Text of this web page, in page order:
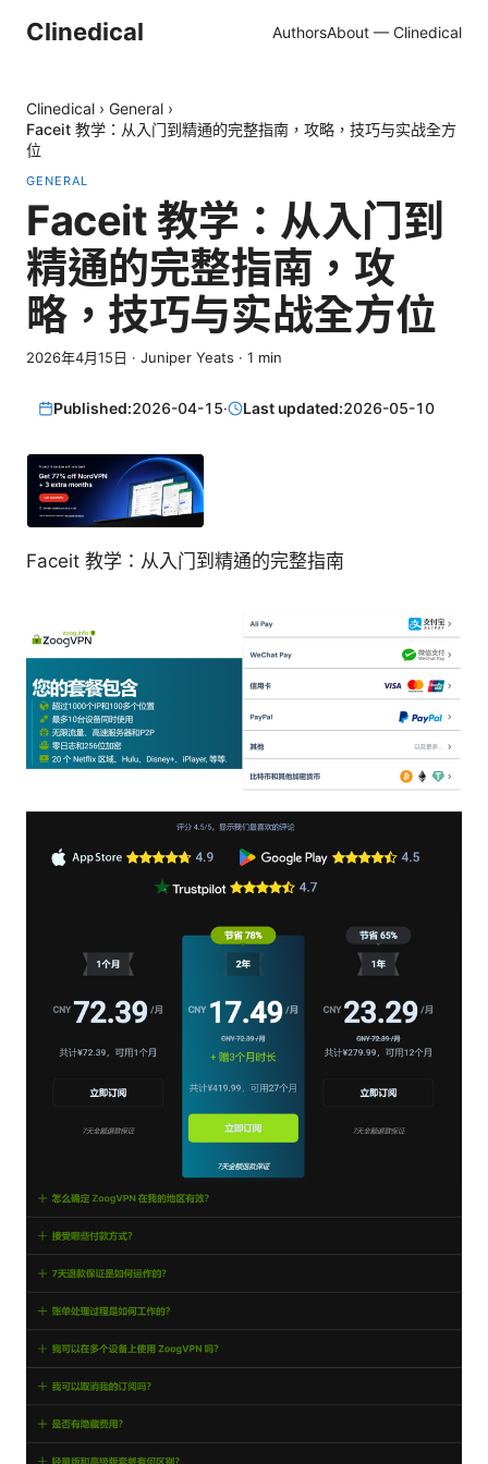
Clinedical AuthorsAbout — Clinedical
Clinedical › General ›
Faceit 教学：从入门到精通的完整指南，攻略，技巧与实战全方
位
GENERAL
Faceit 教学：从入门到
精通的完整指南，攻
略，技巧与实战全方位
2026年4月15日 · Juniper Yeats · 1 min
Published:2026-04-15· Last updated:2026-05-10
Faceit 教学：从入门到精通的完整指南